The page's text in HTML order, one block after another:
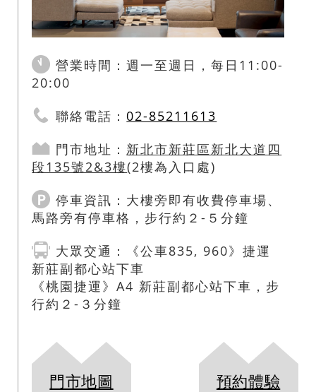
預約體驗
營業時間：週一至週日，每日11:00-
20:00
聯絡電話：02-85211613
門市地址： 新北市新莊區新北大道四
段135號2&3樓(2樓為入口處)
停車資訊： 大樓旁即有收費停車場、
馬路旁有停車格，步行約２-５分鐘
大眾交通 ：
《公車835, 960》捷運
新莊副都心站下車
《桃園捷運》A4 新莊副都心站下車，步
行約２-３分鐘
門市地圖